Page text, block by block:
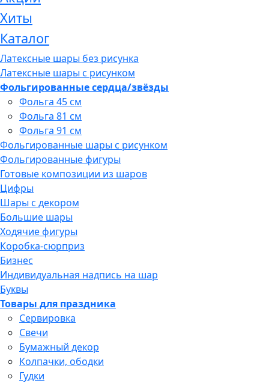
Хиты
Каталог
Латексные шары без рисунка
Латексные шары с рисунком
Фольгированные сердца/звёзды
Фольга 45 см
Фольга 81 см
Фольга 91 см
Фольгированные шары с рисунком
Фольгированные фигуры
Готовые композиции из шаров
Цифры
Шары с декором
Большие шары
Ходячие фигуры
Коробка-сюрприз
Бизнес
Индивидуальная надпись на шар
Буквы
Товары для праздника
Сервировка
Свечи
Бумажный декор
Колпачки, ободки
Гудки